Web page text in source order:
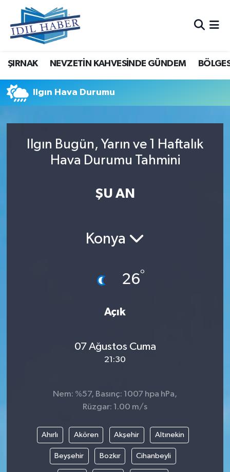
ŞIRNAK NEVZETİN KAHVESİNDE GÜNDEM
Ilgın Hava Durumu
Ilgın Bugün, Yarın ve 1 Haftalık
Hava Durumu Tahmini
ŞU AN
Konya
26°
Açık
07 Ağustos Cuma
21:30
Nem: %57, Basınç: 1007 hpa hPa,
Rüzgar: 1.00 m/s
Ahırlı Akören Akşehir Altınekin
Beyşehir Bozkır Cihanbeyli
Nöbetçi Eczaneler
Hava Durumu
Trafik Durumu
Tüm Manşetler